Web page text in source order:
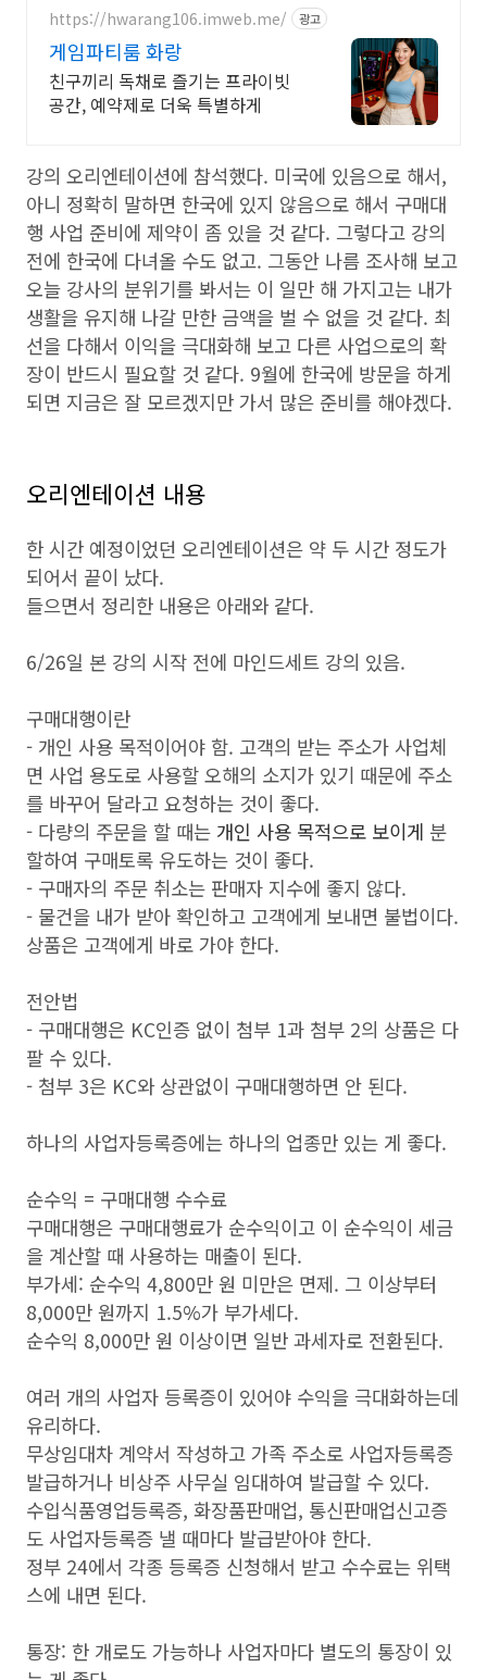
https://hwarang106.imweb.me/ 광고
게임파티룸 화랑
친구끼리 독채로 즐기는 프라이빗
공간, 예약제로 더욱 특별하게
강의 오리엔테이션에 참석했다. 미국에 있음으로 해서,
아니 정확히 말하면 한국에 있지 않음으로 해서 구매대
행 사업 준비에 제약이 좀 있을 것 같다. 그렇다고 강의
전에 한국에 다녀올 수도 없고. 그동안 나름 조사해 보고
오늘 강사의 분위기를 봐서는 이 일만 해 가지고는 내가
생활을 유지해 나갈 만한 금액을 벌 수 없을 것 같다. 최
선을 다해서 이익을 극대화해 보고 다른 사업으로의 확
장이 반드시 필요할 것 같다. 9월에 한국에 방문을 하게
되면 지금은 잘 모르겠지만 가서 많은 준비를 해야겠다.
오리엔테이션 내용
한 시간 예정이었던 오리엔테이션은 약 두 시간 정도가
되어서 끝이 났다.
들으면서 정리한 내용은 아래와 같다.
6/26일 본 강의 시작 전에 마인드세트 강의 있음.
구매대행이란
- 개인 사용 목적이어야 함. 고객의 받는 주소가 사업체
면 사업 용도로 사용할 오해의 소지가 있기 때문에 주소
를 바꾸어 달라고 요청하는 것이 좋다.
- 다량의 주문을 할 때는 개인 사용 목적으로 보이게 분
할하여 구매토록 유도하는 것이 좋다.
- 구매자의 주문 취소는 판매자 지수에 좋지 않다.
- 물건을 내가 받아 확인하고 고객에게 보내면 불법이다.
상품은 고객에게 바로 가야 한다.
전안법
- 구매대행은 KC인증 없이 첨부 1과 첨부 2의 상품은 다
팔 수 있다.
- 첨부 3은 KC와 상관없이 구매대행하면 안 된다.
하나의 사업자등록증에는 하나의 업종만 있는 게 좋다.
순수익 = 구매대행 수수료
구매대행은 구매대행료가 순수익이고 이 순수익이 세금
을 계산할 때 사용하는 매출이 된다.
부가세: 순수익 4,800만 원 미만은 면제. 그 이상부터
8,000만 원까지 1.5%가 부가세다.
순수익 8,000만 원 이상이면 일반 과세자로 전환된다.
여러 개의 사업자 등록증이 있어야 수익을 극대화하는데
유리하다.
무상임대차 계약서 작성하고 가족 주소로 사업자등록증
발급하거나 비상주 사무실 임대하여 발급할 수 있다.
수입식품영업등록증, 화장품판매업, 통신판매업신고증
도 사업자등록증 낼 때마다 발급받아야 한다.
정부 24에서 각종 등록증 신청해서 받고 수수료는 위택
스에 내면 된다.
통장: 한 개로도 가능하나 사업자마다 별도의 통장이 있